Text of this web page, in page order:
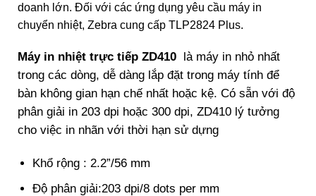
doanh lớn. Đối với các ứng dụng yêu cầu máy in
chuyển nhiệt, Zebra cung cấp TLP2824 Plus.
Máy in nhiệt trực tiếp ZD410
là máy in nhỏ nhất
trong các dòng, dễ dàng lắp đặt trong máy tính để
bàn không gian hạn chế nhất hoặc kệ. Có sẵn với độ
phân giải in 203 dpi hoặc 300 dpi, ZD410 lý tưởng
cho việc in nhãn với thời hạn sử dựng
Khổ rộng : 2.2”/56 mm
Độ phân giải:203 dpi/8 dots per mm